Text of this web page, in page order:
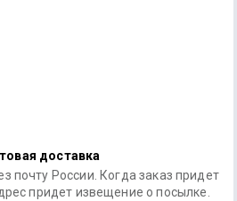
доставка
почту России. Когда заказ придет
придет извещение о посылке.